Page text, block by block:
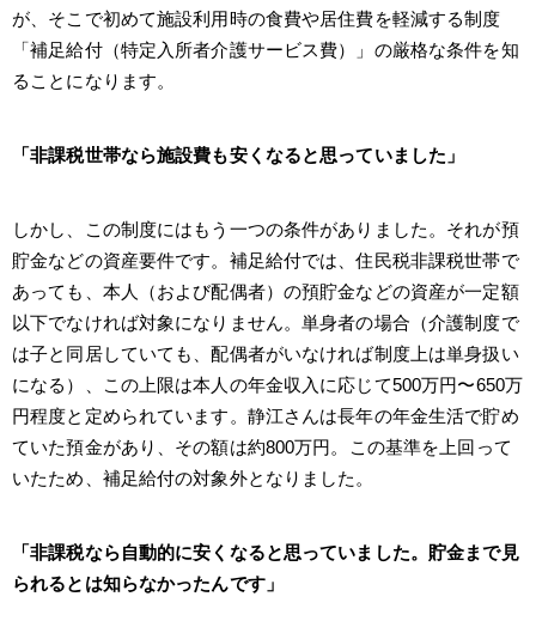
が、そこで初めて施設利用時の食費や居住費を軽減する制度
「補足給付（特定入所者介護サービス費）」の厳格な条件を知
ることになります。
「非課税世帯なら施設費も安くなると思っていました」
しかし、この制度にはもう一つの条件がありました。それが預
貯金などの資産要件です。補足給付では、住民税非課税世帯で
あっても、本人（および配偶者）の預貯金などの資産が一定額
以下でなければ対象になりません。単身者の場合（介護制度で
は子と同居していても、配偶者がいなければ制度上は単身扱い
になる）、この上限は本人の年金収入に応じて500万円〜650万
円程度と定められています。静江さんは長年の年金生活で貯め
ていた預金があり、その額は約800万円。この基準を上回って
いたため、補足給付の対象外となりました。
「非課税なら自動的に安くなると思っていました。貯金まで見
られるとは知らなかったんです」